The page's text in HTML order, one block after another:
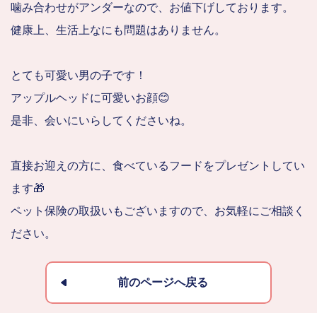
噛み合わせがアンダーなので、お値下げしております。
健康上、生活上なにも問題はありません。
とても可愛い男の子です！
アップルヘッドに可愛いお顔😊
是非、会いにいらしてくださいね。
直接お迎えの方に、食べているフードをプレゼントしてい
ます🎁
ペット保険の取扱いもございますので、お気軽にご相談く
ださい。
前のページへ戻る